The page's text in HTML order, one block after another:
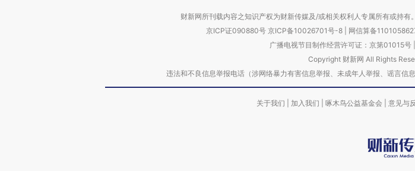
财新网所刊载内容之知识产权为财新传媒及/或相关权利人专属所有或持有
京ICP证090880号 京ICP备10026701号-8 网信算备
广播电视节目制作经营许可证：京第01015号|
Copyright 财新网 All Rights
违法和不良信息举报电话（涉网络暴力有害信息举报、未成年人举报、谣
关于我们 加入我们 啄木鸟公益基金会 意见与